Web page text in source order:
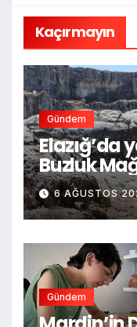
Kaçırmayın
Gündem
Elazığ’da
Buzluk
akını,
yaşandı
6 AĞUSTOS
Gündem